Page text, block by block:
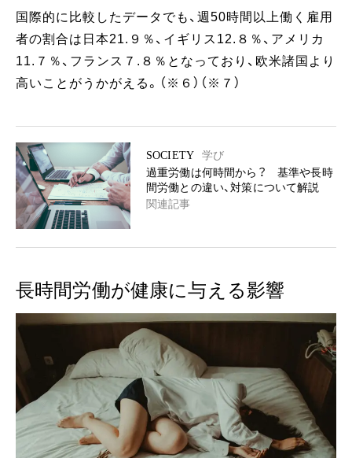
国際的に比較したデータでも、週50時間以上働く雇用
者の割合は日本21.９％、イギリス12.８％、アメリカ
11.７％、フランス７.８％となっており、欧米諸国より
高いことがうかがえる。（※６）（※７）
SOCIETY
学び
過重労働は何時間から？ 基準や長時
間労働との違い、対策について解説
関連記事
長時間労働が健康に与える影響